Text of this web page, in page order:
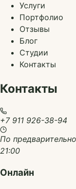
Услуги
Портфолио
Отзывы
Блог
Студии
Контакты
Контакты
+7 911 926-38-94
По
21:00
Онлайн